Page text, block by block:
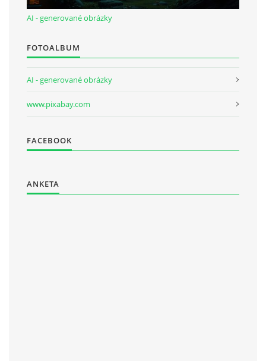
AI - generované obrázky
FOTOALBUM
AI - generované obrázky
www.pixabay.com
FACEBOOK
ANKETA